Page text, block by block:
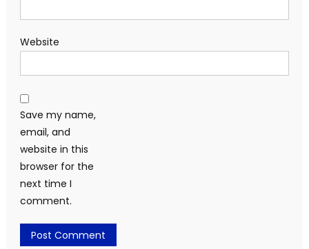
Website
Save my name,
email, and
website in this
browser for the
next time I
comment.